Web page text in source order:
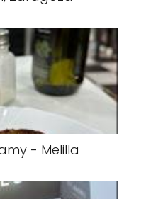
- Melilla